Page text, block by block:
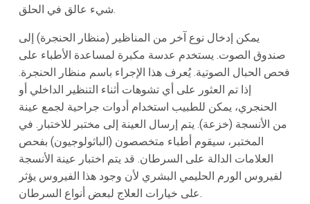
شيء عالق في الحلق.
يمكن إدخال نوع آخر من المناظير (منظار الحنجرة) إلى
صندوق الصوت. يستخدم عدسة مكبرة لمساعدة الأطباء على
فحص الحبال الصوتية. يُعرف هذا الإجراء باسم منظار الحنجرة.
إذا تم العثور على أي تشوهات أثناء التنظير الداخلي أو
الحنجري، يمكن للطبيب استخدام أدوات جراحية لجمع عينة
من الأنسجة (خزعة). يتم إرسال العينة إلى مختبر للاختبار. في
المختبر، سيقوم أطباء متخصصون (الباثولوجيون) بفحص
العلامات الدالة على السرطان. قد يتم اختبار عينة الأنسجة
لفيروس الورم الحليمي البشري لأن وجود هذا الفيروس يؤثر
على خيارات العلاج لبعض أنواع السرطان.